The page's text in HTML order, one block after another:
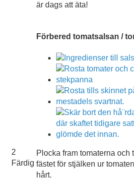
är dags att äta!
2
Färdig
Förbered tomatsalsan /
Plocka fram tomaterna och
fästet för stjälken ur
hårt.